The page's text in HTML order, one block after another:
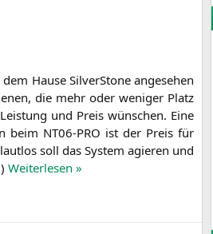
Hau­se Sil­ver­Stone ange­se­hen
die mehr oder weni­ger Platz
und Preis wün­schen. Eine
beim NT06-PRO ist der Preis für
soll das Sys­tem agie­ren und
Wei­ter­le­sen »